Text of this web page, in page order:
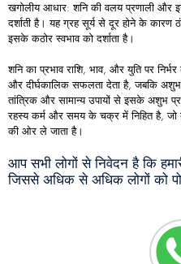
खगोलीय आधार: शनि की वलय प्रणाली और
दर्शाती है। यह ग्रह सूर्य से दूर होने के कारण
इसके कठोर स्वभाव को दर्शाता है।
शनि का प्रभाव राशि, भाव, और युति पर
और दीर्घकालिक सफलता देता है, जबकि अशुभ
तांत्रिक और सामान्य उपायों से इसके अशुभ
रहस्य कर्म और समय के चक्र में निहित है, जो
की ओर ले जाता है।
आप सभी लोगों से निवेदन है कि
जिससे अधिक से अधिक लोगों को